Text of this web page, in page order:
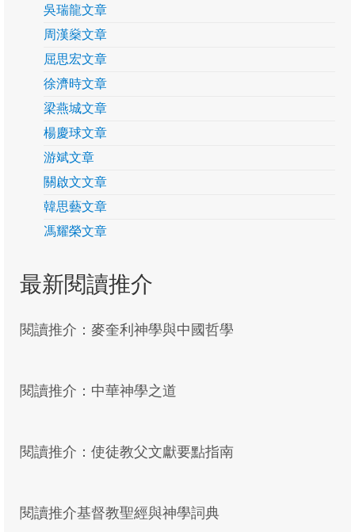
關啟文
客席研究貢獻
易際漲
徐樹荃
馮耀榮
季報24
季報23
季報20
季報18
季報16
吳瑞龍文章
周漢燊文章
屈思宏文章
徐濟時文章
梁燕城文章
楊慶球文章
游斌文章
關啟文文章
韓思藝文章
馮耀榮文章
最新閱讀推介
閱讀推介：麥奎利神學與中國哲學
閱讀推介：中華神學之道
閱讀推介：使徒教父文獻要點指南
閱讀推介基督教聖經與神學詞典